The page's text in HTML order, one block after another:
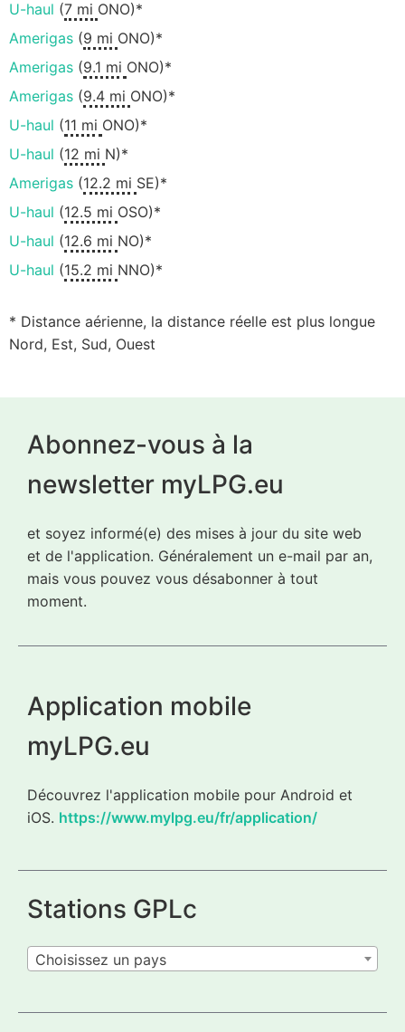
U-haul (7 mi ONO)*
Amerigas (9 mi ONO)*
Amerigas (9.1 mi ONO)*
Amerigas (9.4 mi ONO)*
U-haul (11 mi ONO)*
U-haul (12 mi N)*
Amerigas (12.2 mi SE)*
U-haul (12.5 mi OSO)*
U-haul (12.6 mi NO)*
U-haul (15.2 mi NNO)*
* Distance aérienne, la distance réelle est plus longue
Nord, Est, Sud, Ouest
Abonnez-vous à la
newsletter myLPG.eu
et soyez informé(e) des mises à jour du site web
et de l'application. Généralement un e-mail par an,
mais vous pouvez vous désabonner à tout
moment.
Application mobile
myLPG.eu
Découvrez l'application mobile pour Android et
iOS. https://www.mylpg.eu/fr/application/
Stations GPLc
Choisissez un pays